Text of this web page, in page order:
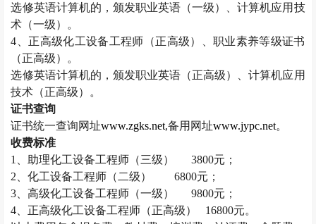
选修英语计算机的，颁发职业英语（一级）、计算机应用技
术（一级）。
4 、正高级化工设备工程师（正高级）、职业素养等级证书
（正高级）。
选修英语计算机的，颁发职业英语（正高级）、计算机应用
技术（正高级）。
证书查询
证书统一查询网址www.zgks.net,备用网址www.jypc.net。
收费标准
1
、助理化工设备工程师（三级） 3800元；
2 、化工设备工程师（二级） 6800元；
3 、高级化工设备工程师（一级） 9800元；
4 、正高级化工设备工程师（正高级） 16800元。